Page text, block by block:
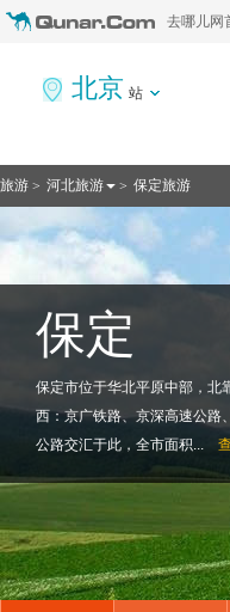
去哪儿网
北京 站
旅游 > 河北旅游 > 保定旅游
保定
保定市位于华北平原中部，北
西：京广铁路、京深高速公路
公路交汇于此，全市面积...